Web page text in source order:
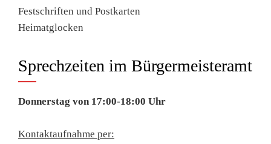
Festschriften und Postkarten
Heimatglocken
Sprechzeiten im Bürgermeisteramt
Donnerstag von 17:00-18:00 Uhr
Kontaktaufnahme per: